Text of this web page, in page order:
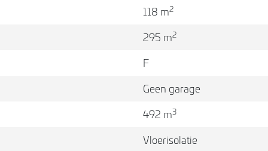
118 m2
295 m2
F
Geen garage
492 m3
Vloerisolatie